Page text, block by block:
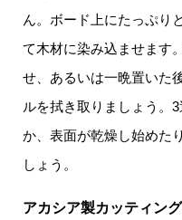
ん。ボード上にたっぷり
て木材に染み込ませます
せ、あるいは一晩置いた
ルを拭き取りましょう。
か、表面が乾燥し始めた
しょう。
アカシア製カッティン